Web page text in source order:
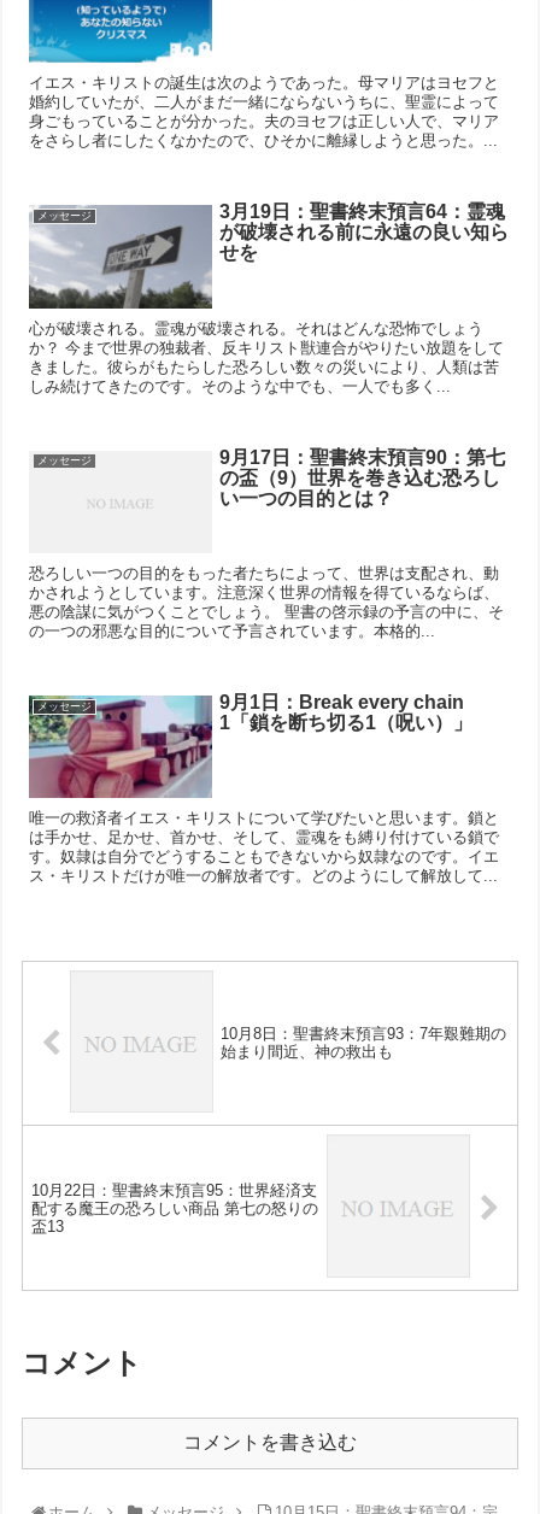
イエス・キリストの誕生は次のようであった。母マリアはヨセフと
婚約していたが、二人がまだ一緒にならないうちに、聖霊によって
身ごもっていることが分かった。夫のヨセフは正しい人で、マリア
をさらし者にしたくなかたので、ひそかに離縁しようと思った。...
メッセージ
3月19日：聖書終末預言64：霊魂
が破壊される前に永遠の良い知ら
せを
心が破壊される。霊魂が破壊される。それはどんな恐怖でしょう
か？ 今まで世界の独裁者、反キリスト獣連合がやりたい放題をして
きました。彼らがもたらした恐ろしい数々の災いにより、人類は苦
しみ続けてきたのです。そのような中でも、一人でも多く...
メッセージ
9月17日：聖書終末預言90：第七
の盃（9）世界を巻き込む恐ろし
い一つの目的とは？
恐ろしい一つの目的をもった者たちによって、世界は支配され、動
かされようとしています。注意深く世界の情報を得ているならば、
悪の陰謀に気がつくことでしょう。 聖書の啓示録の予言の中に、そ
の一つの邪悪な目的について予言されています。本格的...
メッセージ
9月1日：Break every chain
1「鎖を断ち切る1（呪い）」
唯一の救済者イエス・キリストについて学びたいと思います。鎖と
は手かせ、足かせ、首かせ、そして、霊魂をも縛り付けている鎖で
す。奴隷は自分でどうすることもできないから奴隷なのです。イエ
ス・キリストだけが唯一の解放者です。どのようにして解放して...
10月8日：聖書終末預言93：7年艱難期の
始まり間近、神の救出も
10月22日：聖書終末預言95：世界経済支
配する魔王の恐ろしい商品 第七の怒りの
盃13
コメント
コメントを書き込む